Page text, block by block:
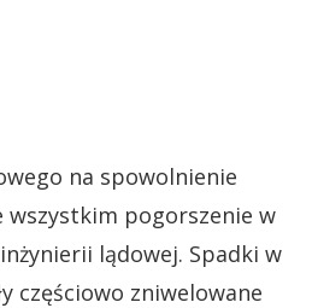
na spowolnienie
wszystkim pogorszenie w
lądowej. Spadki w
częściowo zniwelowane